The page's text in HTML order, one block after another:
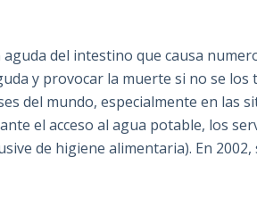
del intestino que causa
y provocar la muerte si no se los
del mundo, especialmente en las
el acceso al agua potable, los
de higiene alimentaria). En